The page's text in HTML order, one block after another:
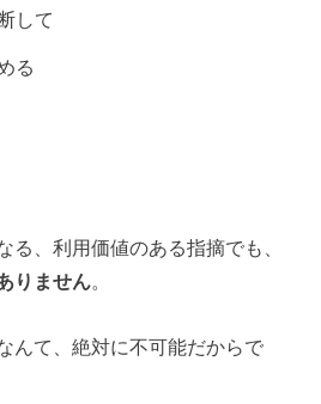
して
る
る、利用価値のある指摘でも、
りません。
んて、絶対に不可能だからで